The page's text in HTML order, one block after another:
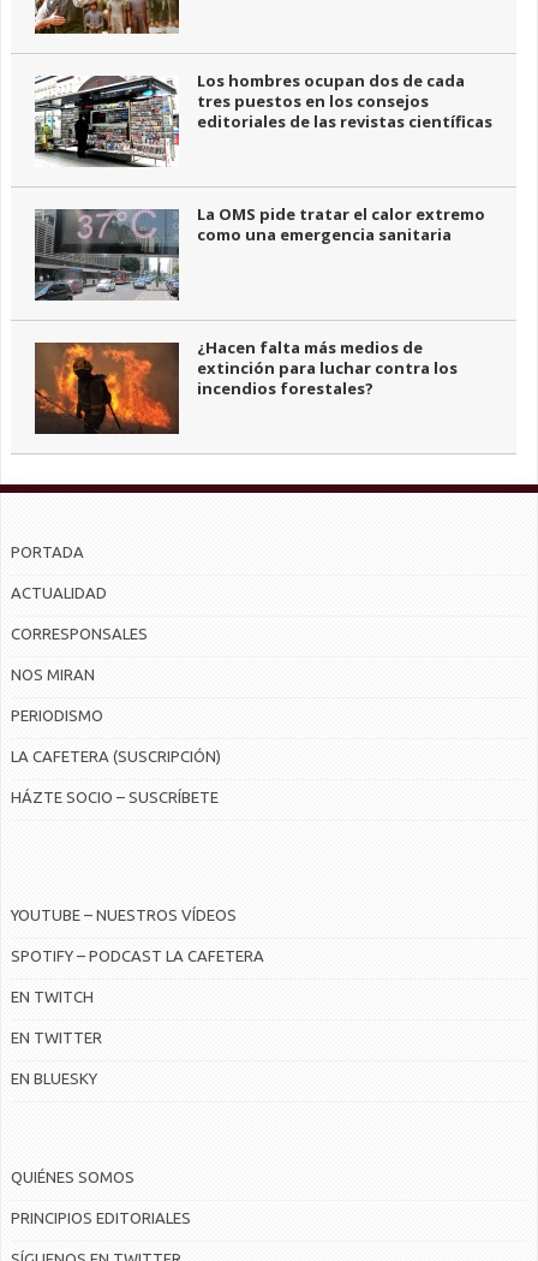
Los hombres ocupan dos de cada
tres puestos en los consejos
editoriales de las revistas científicas
La OMS pide tratar el calor extremo
como una emergencia sanitaria
¿Hacen falta más medios de
extinción para luchar contra los
incendios forestales?
PORTADA
ACTUALIDAD
CORRESPONSALES
NOS MIRAN
PERIODISMO
LA CAFETERA (SUSCRIPCIÓN)
HÁZTE SOCIO – SUSCRÍBETE
YOUTUBE – NUESTROS VÍDEOS
SPOTIFY – PODCAST LA CAFETERA
EN TWITCH
EN TWITTER
EN BLUESKY
QUIÉNES SOMOS
PRINCIPIOS EDITORIALES